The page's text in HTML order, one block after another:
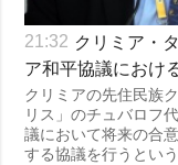
21:32 クリミア・
ア和平協議におけ
クリミアの先住民族
リス」のチュバロフ
議において将来の合
する協議を行うとい